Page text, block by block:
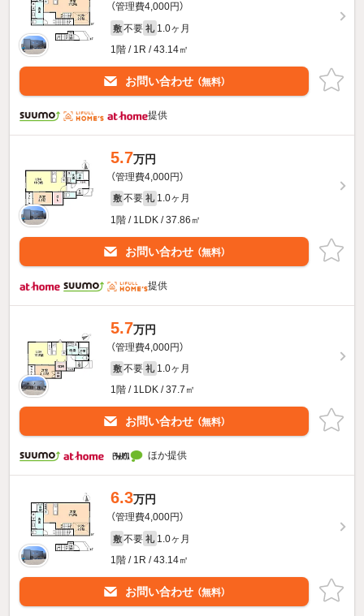
（管理費4,000円）
敷 不要 礼 1.0ヶ月
1階 / 1R / 43.14㎡
お問い合わせ （無料）
提供
5.7万円
（管理費4,000円）
敷 不要 礼 1.0ヶ月
1階 / 1LDK / 37.86㎡
お問い合わせ （無料）
提供
5.7万円
（管理費4,000円）
敷 不要 礼 1.0ヶ月
1階 / 1LDK / 37.7㎡
お問い合わせ （無料）
ほか提供
6.3万円
（管理費4,000円）
敷 不要 礼 1.0ヶ月
1階 / 1R / 43.14㎡
お問い合わせ （無料）